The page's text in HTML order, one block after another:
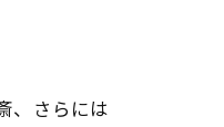
、さらには